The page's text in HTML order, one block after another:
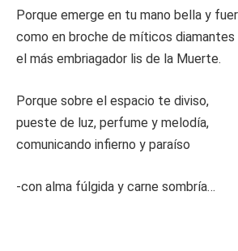
Porque emerge en tu mano bella y
como en broche de míticos diamantes
el más embriagador lis de la Muerte.
Porque sobre el espacio te diviso,
pueste de luz, perfume y melodía,
comunicando infierno y paraíso
-con alma fúlgida y carne sombría…